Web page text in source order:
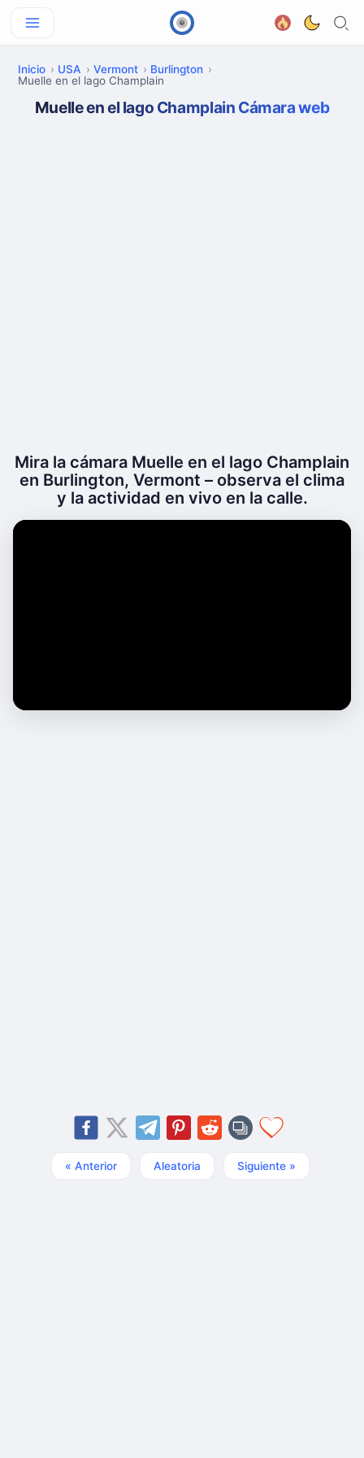
Inicio USA Vermont
Burlington
Muelle en el lago Champlain
Muelle en el lago Champlain Cámara web
Mira la cámara Muelle en el lago Champlain
en Burlington, Vermont – observa el clima
y la actividad en vivo en la calle.
« Anterior Aleatoria Siguiente »